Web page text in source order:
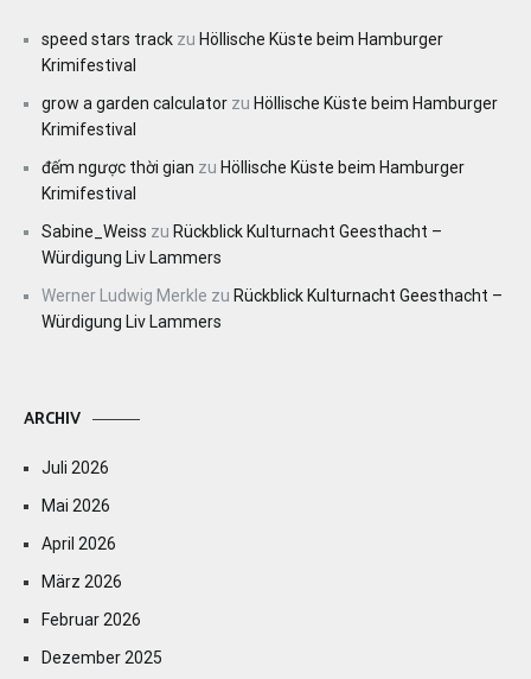
speed stars track zu Höllische Küste beim Hamburger
Krimifestival
grow a garden calculator zu Höllische Küste beim Hamburger
Krimifestival
đếm ngược thời gian zu Höllische Küste beim Hamburger
Krimifestival
Sabine_Weiss zu Rückblick Kulturnacht Geesthacht –
Würdigung Liv Lammers
Werner Ludwig Merkle zu Rückblick Kulturnacht Geesthacht –
Würdigung Liv Lammers
ARCHIV
Juli 2026
Mai 2026
April 2026
März 2026
Februar 2026
Dezember 2025